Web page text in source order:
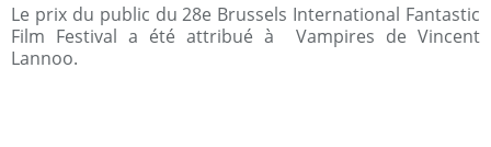
Le prix du public du 28e Brussels International Fantastic
Film Festival a été attribué à Vampires de Vincent
Lannoo.